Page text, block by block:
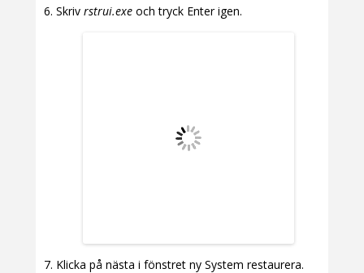
Skriv rstrui.exe och tryck Enter igen.
Klicka på nästa i fönstret ny System restaurera.